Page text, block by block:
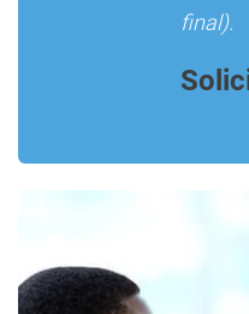
final).